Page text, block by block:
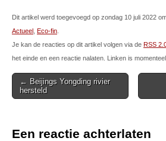
Dit artikel werd toegevoegd op zondag 10 juli 2022
Actueel Eco-fin
Je kan de reacties op dit artikel volgen via de RSS
het einde en een reactie nalaten. Linken is
Post
navigation
← Beijings Yongding rivier
hersteld
Een reactie achterlaten